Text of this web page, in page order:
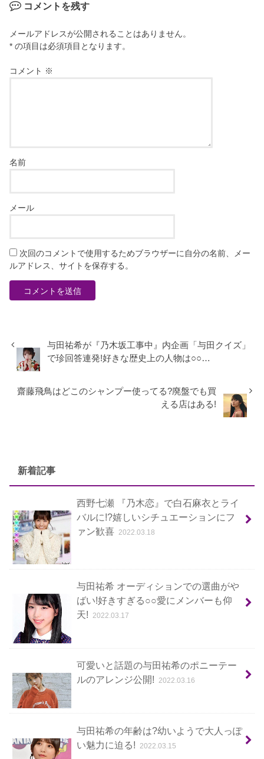
コメントを残す
メールアドレスが公開されることはありません。
* の項目は必須項目となります。
コメント ※
名前
メール
次回のコメントで使用するためブラウザーに自分の名前、メー
ルアドレス、サイトを保存する。
与田祐希が『乃木坂工事中』内企画「与田クイズ」
で珍回答連発!好きな歴史上の人物は○○…
齋藤飛鳥はどこのシャンプー使ってる?廃盤でも買
える店はある!
新着記事
西野七瀬 『乃木恋』で白石麻衣とライ
バルに!?嬉しいシチュエーションにフ
ァン歓喜
2022.03.18
与田祐希 オーディションでの選曲がや
ばい!好きすぎる○○愛にメンバーも仰
天!
2022.03.17
可愛いと話題の与田祐希のポニーテー
ルのアレンジ公開!
2022.03.16
与田祐希の年齢は?幼いようで大人っぽ
い魅力に迫る!
2022.03.15